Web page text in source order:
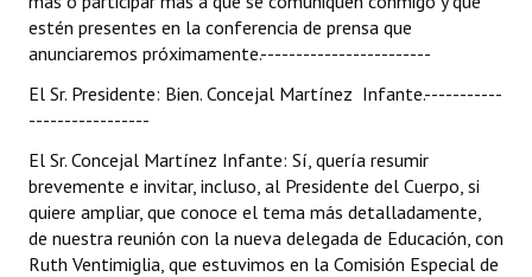
estén presentes en la conferencia de prensa que
anunciaremos próximamente.------------------------
El Sr. Presidente: Bien. Concejal Martínez Infante.-----------
-----------------
El Sr. Concejal Martínez Infante: Sí, quería resumir
brevemente e invitar, incluso, al Presidente del Cuerpo, si
quiere ampliar, que conoce el tema más detalladamente,
de nuestra reunión con la nueva delegada de Educación, con
Ruth Ventimiglia, que estuvimos en la Comisión Especial de